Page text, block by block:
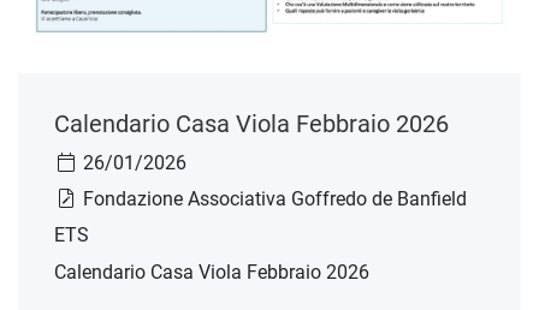
Calendario Casa Viola Febbraio 2026
26/01/2026
Fondazione Associativa Goffredo de Banfield
ETS
Calendario Casa Viola Febbraio 2026